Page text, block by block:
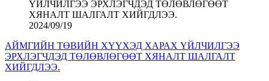
2024/09/19
АЙМГИЙН ТӨВИЙН ХҮҮХЭД ХАРАХ ҮЙЛЧИЛГЭЭ
ЭРХЛЭГЧДЭД ТӨЛӨВЛӨГӨӨТ ХЯНАЛТ ШАЛГАЛТ
ХИЙГДЛЭЭ.